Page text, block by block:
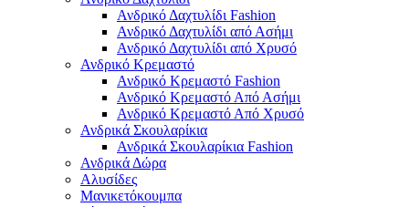
Ανδρικό Δαχτυλίδι Fashion
Ανδρικό Δαχτυλίδι από Ασήμι
Ανδρικό Δαχτυλίδι από Χρυσό
Ανδρικό Κρεμαστό
Ανδρικό Κρεμαστό Fashion
Ανδρικό Κρεμαστό Από Ασήμι
Ανδρικό Κρεμαστό Από Χρυσό
Ανδρικά Σκουλαρίκια
Ανδρικά Σκουλαρίκια Fashion
Ανδρικά Δώρα
Αλυσίδες
Μανικετόκουμπα